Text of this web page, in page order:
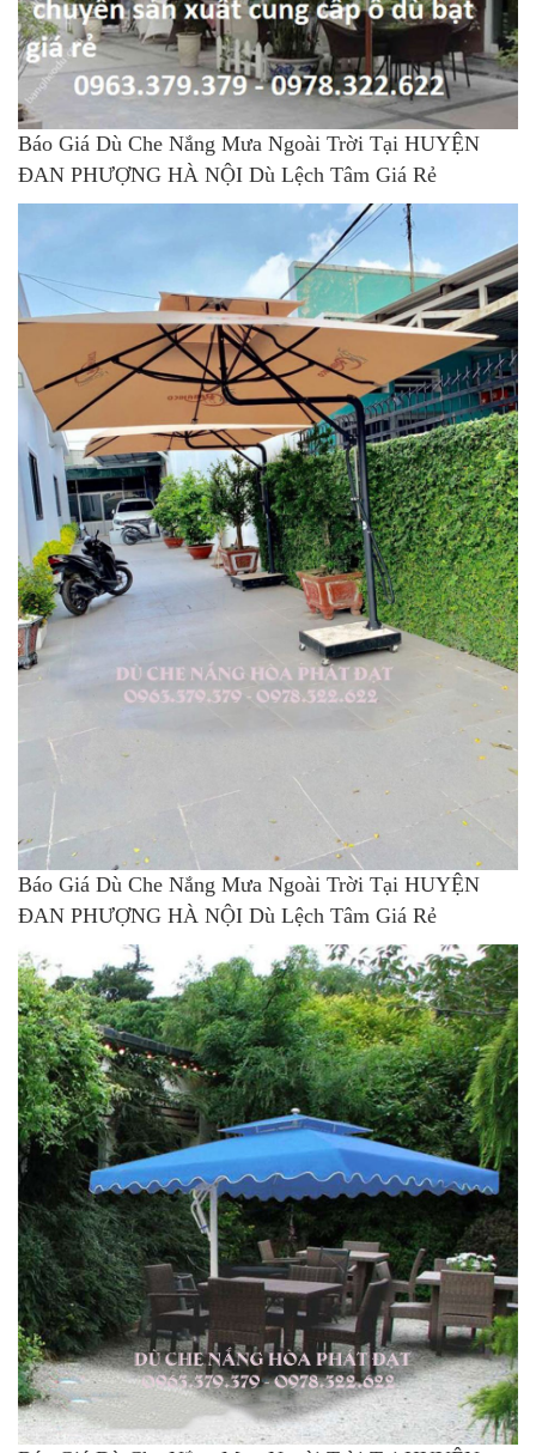
Báo Giá Dù Che Nắng Mưa Ngoài Trời Tại HUYỆN
ĐAN PHƯỢNG HÀ NỘI Dù Lệch Tâm Giá Rẻ
Báo Giá Dù Che Nắng Mưa Ngoài Trời Tại HUYỆN
ĐAN PHƯỢNG HÀ NỘI Dù Lệch Tâm Giá Rẻ